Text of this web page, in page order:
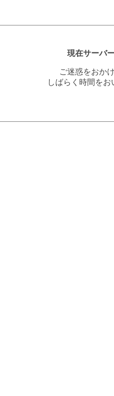
現在サーバ
ご迷惑をおか
しばらく時間を